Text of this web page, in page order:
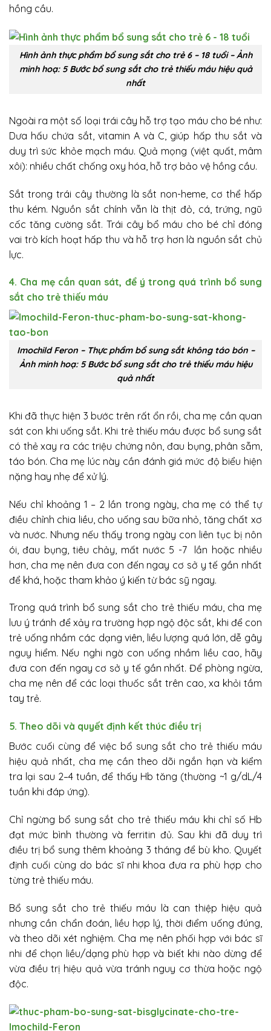
hồng cầu.
Hình ảnh thực phẩm bổ sung sắt cho trẻ 6 – 18 tuổi – Ảnh
minh hoạ: 5 Bước bổ sung sắt cho trẻ thiếu máu hiệu quả
nhất
Ngoài ra một số loại trái cây hỗ trợ tạo máu cho bé như:
Dưa hấu chứa sắt, vitamin A và C, giúp hấp thu sắt và
duy trì sức khỏe mạch máu. Quả mọng (việt quất, mâm
xôi): nhiều chất chống oxy hóa, hỗ trợ bảo vệ hồng cầu.
Sắt trong trái cây thường là sắt non-heme, cơ thể hấp
thu kém. Nguồn sắt chính vẫn là thịt đỏ, cá, trứng, ngũ
cốc tăng cường sắt. Trái cây bổ máu cho bé chỉ đóng
vai trò kích hoạt hấp thu và hỗ trợ hơn là nguồn sắt chủ
lực.
4. Cha mẹ cần quan sát, để ý trong quá trình bổ sung
sắt cho trẻ thiếu máu
Imochild Feron – Thực phẩm bổ sung sắt không táo bón –
Ảnh minh hoạ: 5 Bước bổ sung sắt cho trẻ thiếu máu hiệu
quả nhất
Khi đã thực hiện 3 bước trên rất ổn rồi, cha mẹ cần quan
sát con khi uống sắt. Khi trẻ thiếu máu được bổ sung sắt
có thẻ xay ra các triệu chứng nôn, đau bụng, phân sẫm,
táo bón. Cha mẹ lúc này cần đánh giá mức độ biểu hiện
nặng hay nhẹ để xử lý.
Nếu chỉ khoảng 1 – 2 lần trong ngày, cha mẹ có thể tự
điều chỉnh chia liều, cho uống sau bữa nhỏ, tăng chất xơ
và nước. Nhưng nếu thấy trong ngày con liên tục bị nôn
ói, đau bụng, tiêu chảy, mất nước 5 -7 lần hoặc nhiều
hơn, cha mẹ nên đưa con đến ngay cơ sở y tế gần nhất
để khá, hoặc tham khảo ý kiến từ bác sỹ ngay.
Trong quá trình bổ sung sắt cho trẻ thiếu máu, cha mẹ
lưu ý tránh để xảy ra trường hợp ngộ độc sắt, khi để con
trẻ uống nhầm các dạng viên, liều lượng quá lớn, dễ gây
nguy hiểm. Nếu nghi ngờ con uống nhầm liều cao, hãy
đưa con đến ngay cơ sở y tế gần nhất. Để phòng ngừa,
cha mẹ nên để các loại thuốc sắt trên cao, xa khỏi tầm
tay trẻ.
5. Theo dõi và quyết định kết thúc điều trị
Bước cuối cùng để việc bổ sung sắt cho trẻ thiếu máu
hiệu quả nhất, cha mẹ cần theo dõi ngắn hạn và kiểm
tra lại sau 2–4 tuần, để thấy Hb tăng (thường ~1 g/dL/4
tuần khi đáp ứng).
Chỉ ngừng bổ sung sắt cho trẻ thiếu máu khi chỉ số Hb
đạt mức bình thường và ferritin đủ. Sau khi đã duy trì
điều trị bổ sung thêm khoảng 3 tháng để bù kho. Quyết
định cuối cùng do bác sĩ nhi khoa đưa ra phù hợp cho
từng trẻ thiếu máu.
Bổ sung sắt cho trẻ thiếu máu là can thiệp hiệu quả
nhưng cần chẩn đoán, liều hợp lý, thời điểm uống đúng,
và theo dõi xét nghiệm. Cha mẹ nên phối hợp với bác sĩ
nhi để chọn liều/dạng phù hợp và biết khi nào dừng để
vừa điều trị hiệu quả vừa tránh nguy cơ thừa hoặc ngộ
độc.